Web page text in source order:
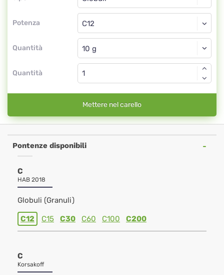
Potenza
Globuli
C12
Quantità
Globuli
Quantità
Mettere nel carello
Pontenze disponibili
C
HAB 2018
Globuli (Granuli)
C12 C15 C30 C60 C100 C200
C
Korsakoff